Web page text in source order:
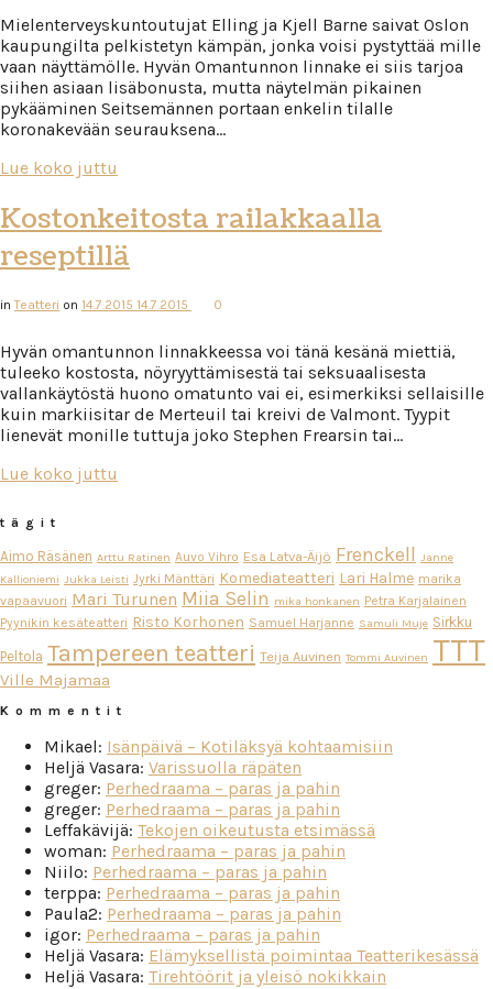
Mielenterveyskuntoutujat Elling ja Kjell Barne saivat Oslon
kaupungilta pelkistetyn kämpän, jonka voisi pystyttää mille
vaan näyttämölle. Hyvän Omantunnon linnake ei siis tarjoa
siihen asiaan lisäbonusta, mutta näytelmän pikainen
pykääminen Seitsemännen portaan enkelin tilalle
koronakevään seurauksena…
Lue koko juttu
Kostonkeitosta railakkaalla
reseptillä
inTeatteri on 14.7.2015 14.7.2015 0
Hyvän omantunnon linnakkeessa voi tänä kesänä miettiä,
tuleeko kostosta, nöyryyttämisestä tai seksuaalisesta
vallankäytöstä huono omatunto vai ei, esimerkiksi sellaisille
kuin markiisitar de Merteuil tai kreivi de Valmont. Tyypit
lienevät monille tuttuja joko Stephen Frearsin tai…
Lue koko juttu
tägit
Aimo Räsänen Arttu Ratinen Auvo Vihro Esa Latva-Äijö Frenckell
Janne
Kallioniemi Jukka Leisti Jyrki Mänttäri Komediateatteri Lari Halme marika
vapaavuori Mari Turunen Miia Selin mika honkanen Petra Karjalainen
Pyynikin kesäteatteri Risto Korhonen Samuel Harjanne Samuli Muje Sirkku
Peltola Tampereen teatteri Teija Auvinen Tommi Auvinen TTT
Ville Majamaa
Kommentit
Mikael: Isänpäivä – Kotiläksyä kohtaamisiin
Heljä Vasara: Varissuolla räpäten
greger: Perhedraama – paras ja pahin
greger: Perhedraama – paras ja pahin
Leffakävijä: Tekojen oikeutusta etsimässä
woman: Perhedraama – paras ja pahin
Niilo: Perhedraama – paras ja pahin
terppa: Perhedraama – paras ja pahin
Paula2: Perhedraama – paras ja pahin
igor: Perhedraama – paras ja pahin
Heljä Vasara: Elämyksellistä poimintaa Teatterikesässä
Heljä Vasara: Tirehtöörit ja yleisö nokikkain